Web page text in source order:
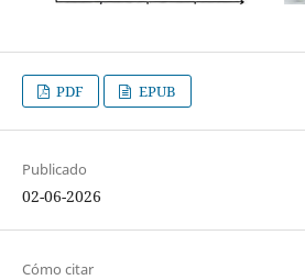
PDF EPUB
Publicado
02-06-2026
Cómo citar